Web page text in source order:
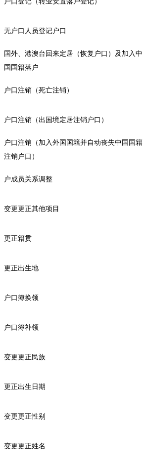
无户口人员登记户口
国外、港澳台回来定居（恢复户口）及加入中
国国籍落户
户口注销（死亡注销）
户口注销（出国境定居注销户口）
户口注销（加入外国国籍并自动丧失中国国籍
注销户口）
户成员关系调整
变更更正其他项目
更正籍贯
更正出生地
户口簿换领
户口簿补领
变更更正民族
更正出生日期
变更更正性别
变更更正姓名